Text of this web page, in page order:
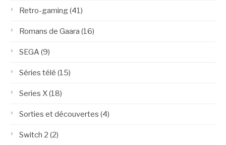
Retro-gaming(41)
Romans de Gaara (16)
SEGA(9)
Séries télé (15)
Series X(18)
Sorties et découvertes (4)
Switch 2 (2)